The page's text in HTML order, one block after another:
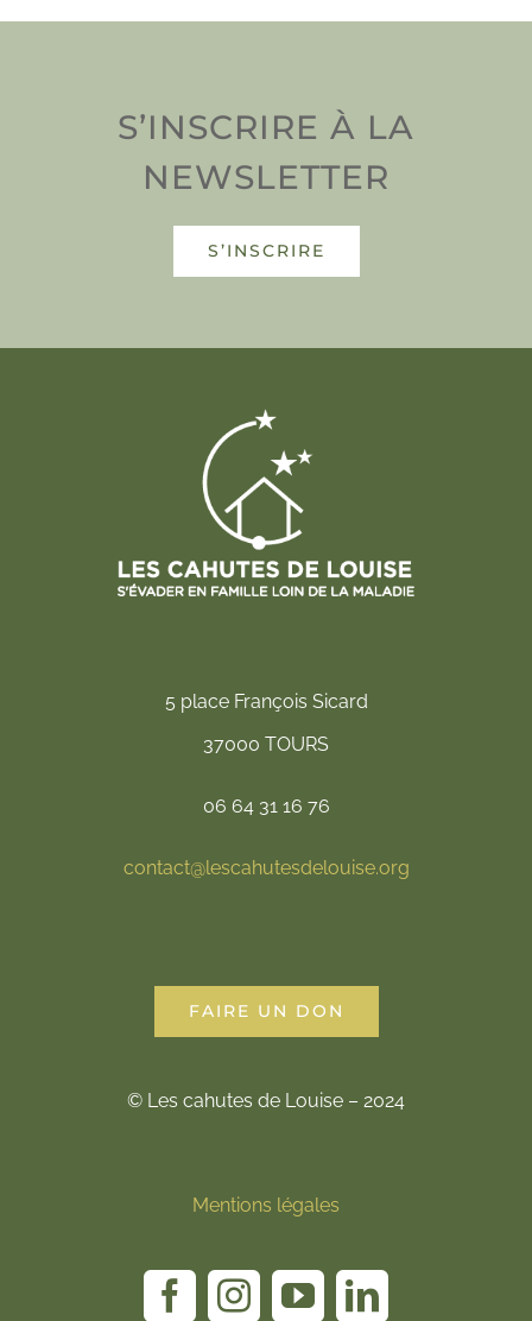
S’INSCRIRE À LA
NEWSLETTER
S’INSCRIRE
5 place François Sicard
37000 TOURS
06 64 31 16 76
contact@lescahutesdelouise.org
FAIRE UN DON
© Les cahutes de Louise – 2024
Mentions légales